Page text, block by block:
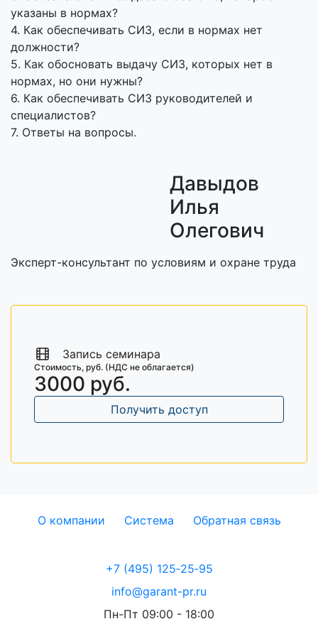
указаны в нормах?
4. Как обеспечивать СИЗ, если в нормах нет
должности?
5. Как обосновать выдачу СИЗ, которых нет в
нормах, но они нужны?
6. Как обеспечивать СИЗ руководителей и
специалистов?
7. Ответы на вопросы.
Давыдов
Илья
Олегович
Эксперт-консультант по условиям и охране труда
Запись семинара
Стоимость, руб. (НДС не облагается)
3000 руб.
Получить доступ
О компании Система Обратная связь
+7 (495) 125‑25‑95
info@garant-pr.ru
Пн-Пт 09:00 - 18:00